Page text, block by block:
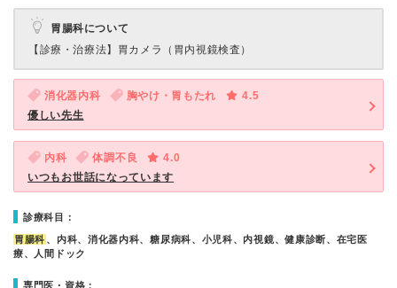
胃腸科について
【診療・治療法】 胃カメラ（胃内視鏡検査）
消化器内科 胸やけ・胃もたれ
4.5
優しい先生
内科 体調不良
4.0
いつもお世話になっています
診療科目：
胃腸科 、内科、消化器内科、糖尿病科、小児科、内視鏡、健康診断、在宅医
療、人間ドック
専門医・資格：